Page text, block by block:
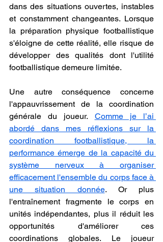
dans des situations ouvertes, instables
et constamment changeantes. Lorsque
la préparation physique footballistique
s'éloigne de cette réalité, elle risque de
développer des qualités dont l'utilité
footballistique demeure limitée.
Une autre conséquence concerne
l'appauvrissement de la coordination
générale du joueur. Comme je l’ai
abordé dans mes réflexions sur la
coordination footballistique, la
performance émerge de la capacité du
système nerveux à organiser
efficacement l'ensemble du corps face à
une situation donnée. Or plus
l'entraînement fragmente le corps en
unités indépendantes, plus il réduit les
opportunités d'améliorer ces
coordinations globales. Le joueur